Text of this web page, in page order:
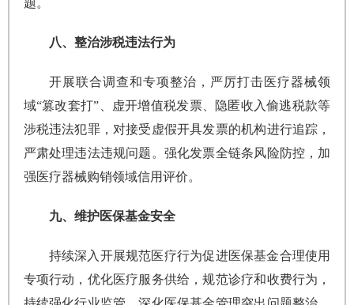
题。
八、整治涉税违法行为
开展联合调查和专项整治，严厉打击医疗器械领
域“篡改套打”、虚开增值税发票、隐匿收入偷逃税款等
涉税违法犯罪，对接受虚假开具发票的机构进行追踪，
严肃处理违法违规问题。强化发票全链条风险防控，加
强医疗器械购销领域信用评价。
九、维护医保基金安全
持续深入开展规范医疗行为促进医保基金合理使用
专项行动，优化医疗服务供给，规范诊疗和收费行为，